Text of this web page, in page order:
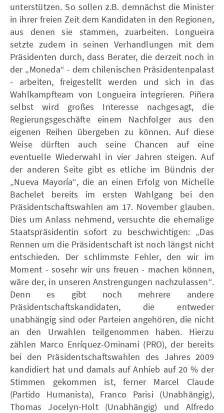
unterstützen. So sollen z.B. demnächst die Minister
in ihrer freien Zeit dem Kandidaten in den Regionen,
aus denen sie stammen, zuarbeiten. Longueira
setzte zudem in seinen Verhandlungen mit dem
Präsidenten durch, dass Berater, die derzeit noch in
der „Moneda“ - dem chilenischen Präsidentenpalast
- arbeiten, freigestellt werden und sich in das
Wahlkampfteam von Longueira integrieren. Piñera
selbst wird großes Interesse nachgesagt, die
Regierungsgeschäfte einem Nachfolger aus den
eigenen Reihen übergeben zu können. Auf diese
Weise dürften auch seine Chancen auf eine
eventuelle Wiederwahl in vier Jahren steigen. Auf
der anderen Seite gibt es etliche im Bündnis der
„Nueva Mayoría“, die an einen Erfolg von Michelle
Bachelet bereits im ersten Wahlgang bei den
Präsidentschaftswahlen am 17. November glauben.
Dies um Anlass nehmend, versuchte die ehemalige
Staatspräsidentin sofort zu beschwichtigen: „Das
Rennen um die Präsidentschaft ist noch längst nicht
entschieden. Der schlimmste Fehler, den wir im
Moment - sosehr wir uns freuen - machen können,
wäre der, in unseren Anstrengungen nachzulassen“.
Denn es gibt noch mehrere andere
Präsidentschaftskandidaten, die entweder
unabhängig sind oder Parteien angehören, die nicht
an den Urwahlen teilgenommen haben. Hierzu
zählen Marco Enríquez-Ominami (PRO), der bereits
bei den Präsidentschaftswahlen des Jahres 2009
kandidiert hat und damals auf Anhieb auf 20 % der
Stimmen gekommen ist, ferner Marcel Claude
(Partido Humanista), Franco Parisi (Unabhängig),
Thomas Jocelyn-Holt (Unabhängig) und Alfredo